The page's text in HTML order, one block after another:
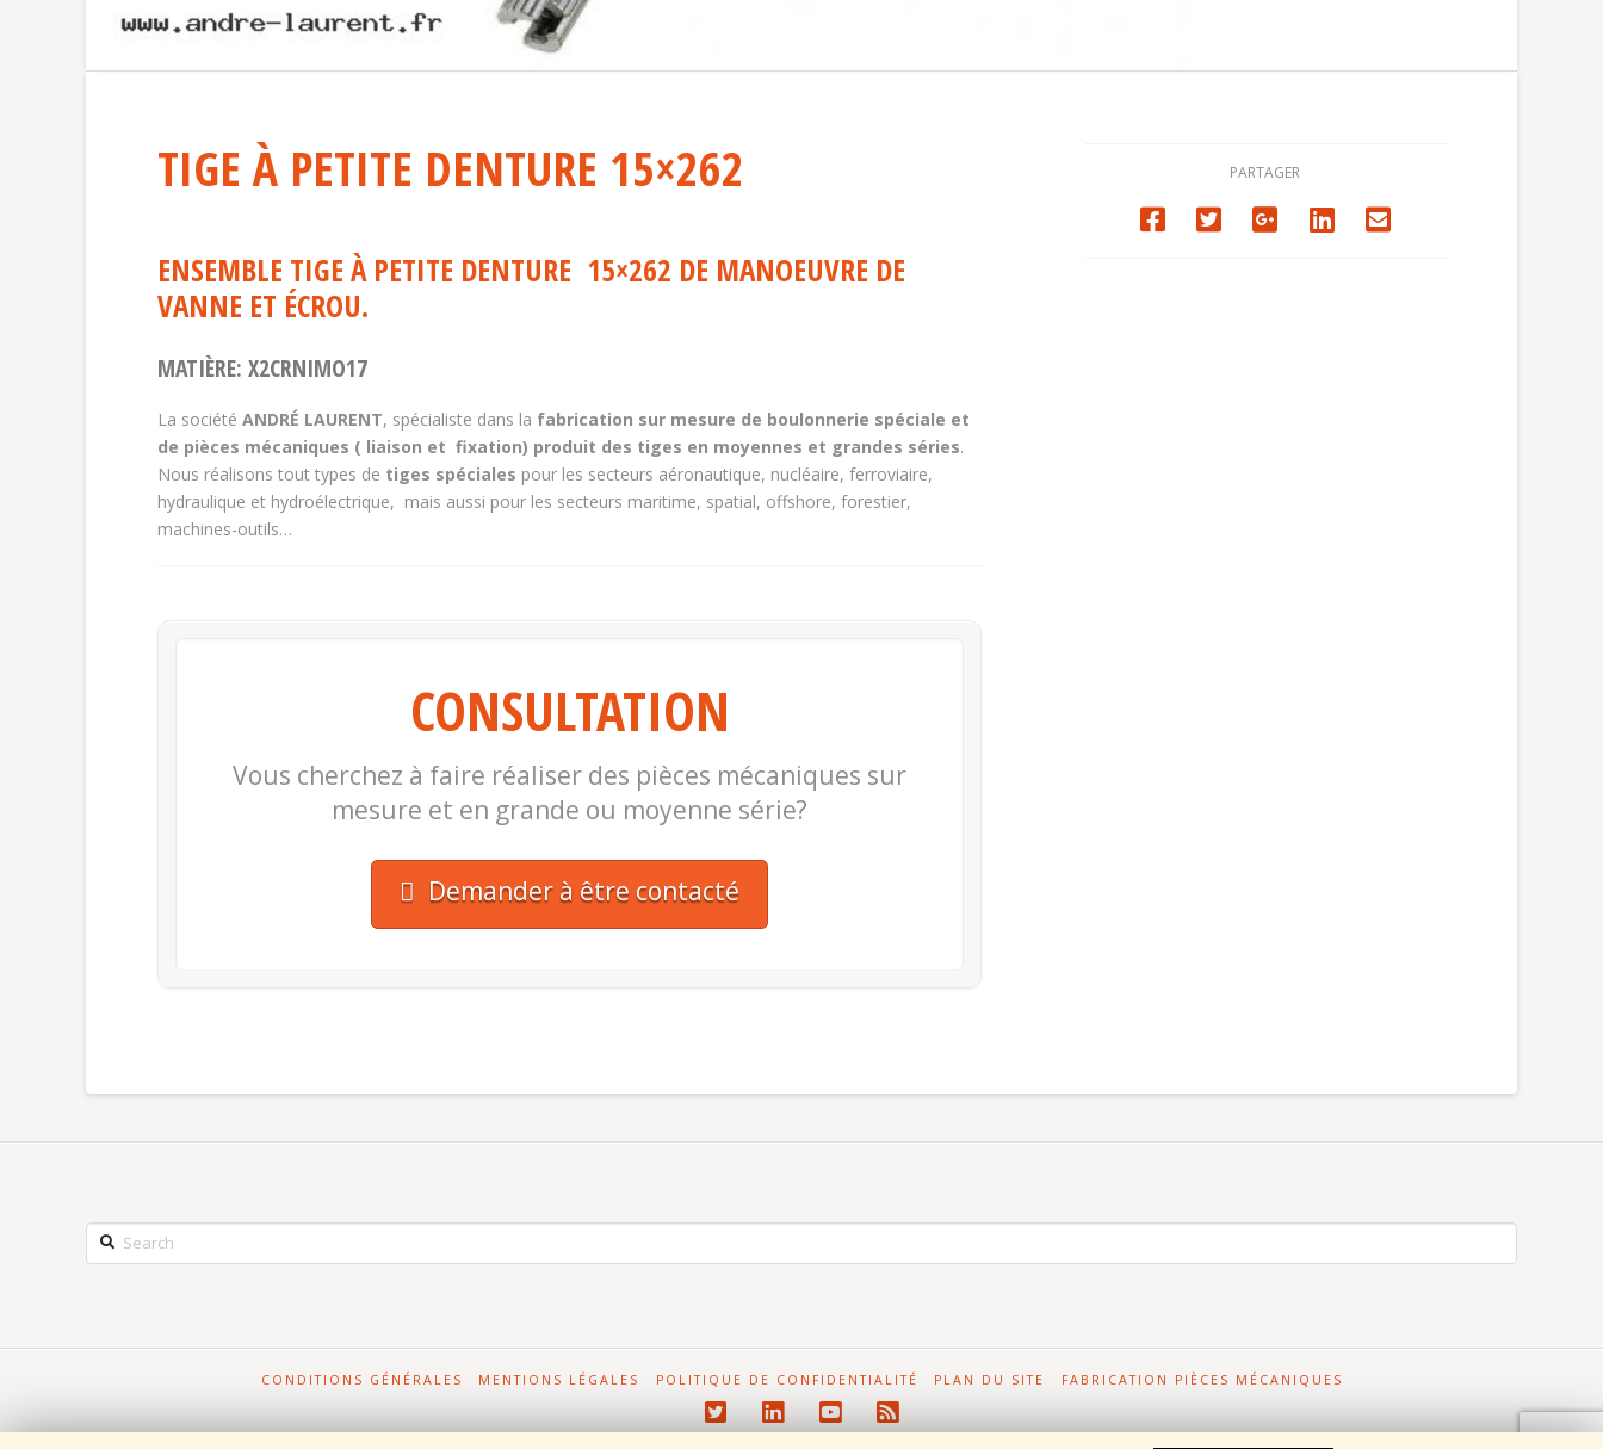
TIGE À PETITE DENTURE 15×262
ENSEMBLE TIGE À PETITE DENTURE 15×262 DE MANOEUVRE DE
VANNE ET ÉCROU.
MATIÈRE: X2CRNIMO17
La société ANDRÉ LAURENT, spécialiste dans la fabrication sur mesure de boulonnerie spéciale et
de pièces mécaniques ( liaison et fixation) produit des tiges en moyennes et grandes séries.
Nous réalisons tout types de tiges spéciales pour les secteurs aéronautique, nucléaire, ferroviaire,
hydraulique et hydroélectrique, mais aussi pour les secteurs maritime, spatial, offshore, forestier,
machines-outils…
CONSULTATION
Vous cherchez à faire réaliser des pièces mécaniques sur
mesure et en grande ou moyenne série?
Demander à être contacté
PARTAGER
Search
CONDITIONS GÉNÉRALES MENTIONS LÉGALES POLITIQUE DE CONFIDENTIALITÉ PLAN DU SITE FABRICATION PIÈCES MÉCANIQUES